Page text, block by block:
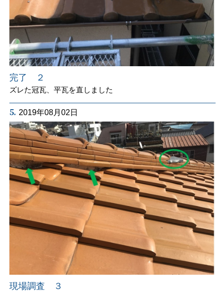
完了 ２
ズレた冠瓦、平瓦を直しました
5. 2019年08月02日
現場調査 ３